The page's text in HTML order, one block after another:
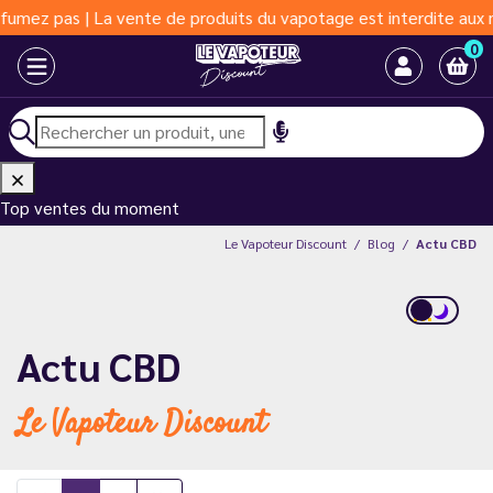
de produits du vapotage est interdite aux moins de 18
0
Top ventes du moment
Le Vapoteur Discount Blog Actu CBD
Actu CBD
Le Vapoteur Discount